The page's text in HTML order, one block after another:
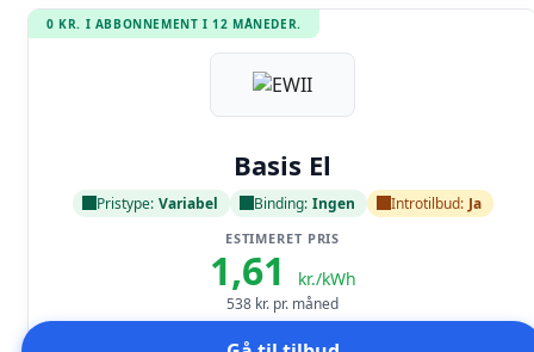
0 KR. I ABBONNEMENT I 12 MÅNEDER.
Basis El
Pristype: Variabel Binding: Ingen Introtilbud: Ja
ESTIMERET PRIS
1,61 kr./kWh
538 kr. pr. måned